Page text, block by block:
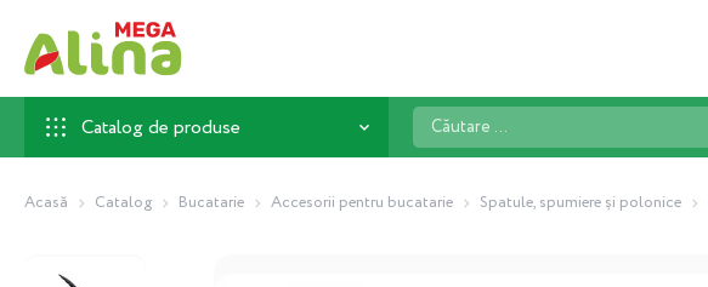
Catalog de produse
Căutare
...
Acasă Catalog Bucatarie Accesorii pentru bucatarie Spatule, spumiere și polonice